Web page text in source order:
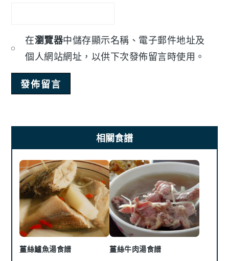
在瀏覽器中儲存顯示名稱、電子郵件地址及
個人網站網址，以供下次發佈留言時使用。
Sidebar
相關食譜
薑絲鱸魚湯食譜 薑絲牛肉湯食譜